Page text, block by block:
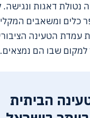
דאגות
כלים ומשאבים
עמדת הטעינה
שבו הם נמצאים.
הביתית